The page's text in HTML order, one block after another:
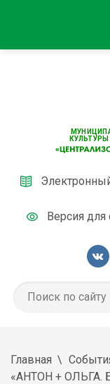
Версия
Главная
«АНТОН +